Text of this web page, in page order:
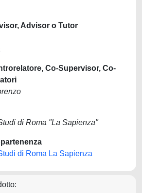
Advisor o Tutor
Co-Supervisor, Co-
di Roma "La Sapienza"
di Roma La Sapienza